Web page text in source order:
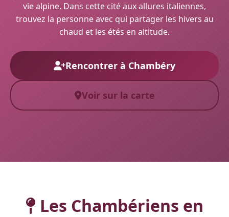
vie alpine. Dans cette cité aux allures italiennes,
trouvez la personne avec qui partager les hivers au
chaud et les étés en altitude.
Rencontrer à Chambéry
Voir sur la carte
Les Chambériens en